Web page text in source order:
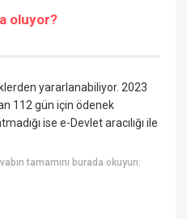
oluyor?
yararlanabiliyor. 2023
112 gün için ödenek
ise e-Devlet aracılığı ile
tamamını burada okuyun: